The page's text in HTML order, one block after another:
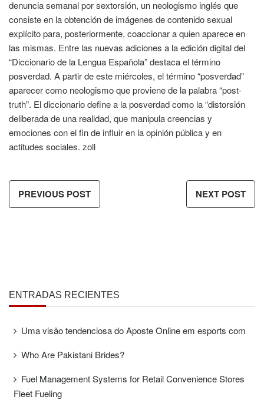
denuncia semanal por sextorsión, un neologismo inglés que
consiste en la obtención de imágenes de contenido sexual
explícito para, posteriormente, coaccionar a quien aparece en
las mismas. Entre las nuevas adiciones a la edición digital del
“Diccionario de la Lengua Española” destaca el término
posverdad. A partir de este miércoles, el término “posverdad”
aparecer como neologismo que proviene de la palabra “post-
truth”. El diccionario define a la posverdad como la “distorsión
deliberada de una realidad, que manipula creencias y
emociones con el fin de influir en la opinión pública y en
actitudes sociales. zoll
PREVIOUS POST NEXT POST
ENTRADAS RECIENTES
Uma visão tendenciosa do Aposte Online em esports com
Who Are Pakistani Brides?
Fuel Management Systems for Retail Convenience Stores
Fleet Fueling